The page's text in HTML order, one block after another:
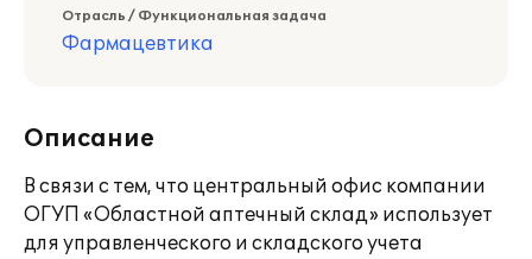
Отрасль / Функциональная задача
Фармацевтика
Описание
В связи с тем, что центральный офис компании
ОГУП «Областной аптечный склад» использует
для управленческого и складского учета